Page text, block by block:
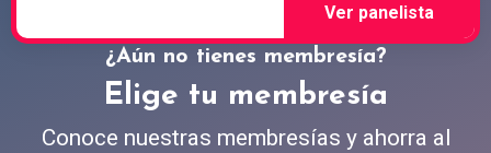
¿Aún no tienes membresía?
Elige tu membresía
Conoce nuestras membresías y ahorra al